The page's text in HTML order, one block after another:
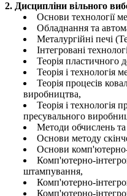
2. Дисципліни вільного
Основи технології
Обладнання та
Металургійні печі
Інтегровані
Теорія пластичного
Теорія і технологія
Теорія процесів
виробництва,
Теорія і технологія
пресувального
Методи обчислень
Основи методу
Основи комп'ютерно-
Комп'ютерно-
штампування,
Комп'ютерно-
Комп'ютерно-